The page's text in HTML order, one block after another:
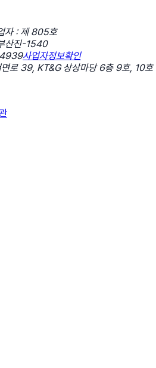
자 : 제 805호
산진-1540
사업자정보확인
면로 39, KT&G 상상마당 6층 9호, 10호